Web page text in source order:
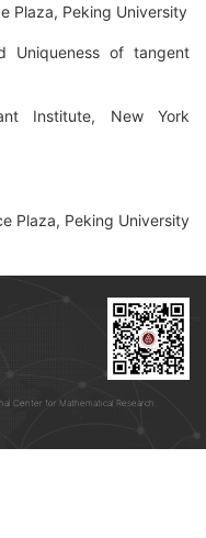
Plaza, Peking University
Uniqueness of tangent
Institute, New York
Plaza, Peking University
Center for Mathematical Research.